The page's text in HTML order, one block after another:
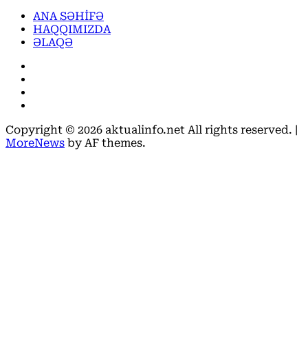
ANA SƏHİFƏ
HAQQIMIZDA
ƏLAQƏ
Copyright © 2026 aktualinfo.net All rights reserved. |
MoreNews by AF themes.